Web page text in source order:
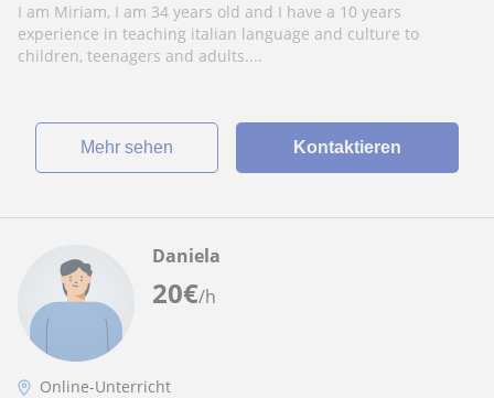
I am Miriam, I am 34 years old and I have a 10 years
experience in teaching italian language and culture to
children, teenagers and adults....
Mehr sehen Kontaktieren
20€/h
Daniela
Online-Unterricht